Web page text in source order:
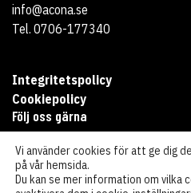
info@acona.se
Tel. 0706-177340
Integritetspolicy
Cookiepolicy
Följ oss gärna
Vi använder cookies för att ge dig
på vår hemsida.
Du kan se mer information om vilka